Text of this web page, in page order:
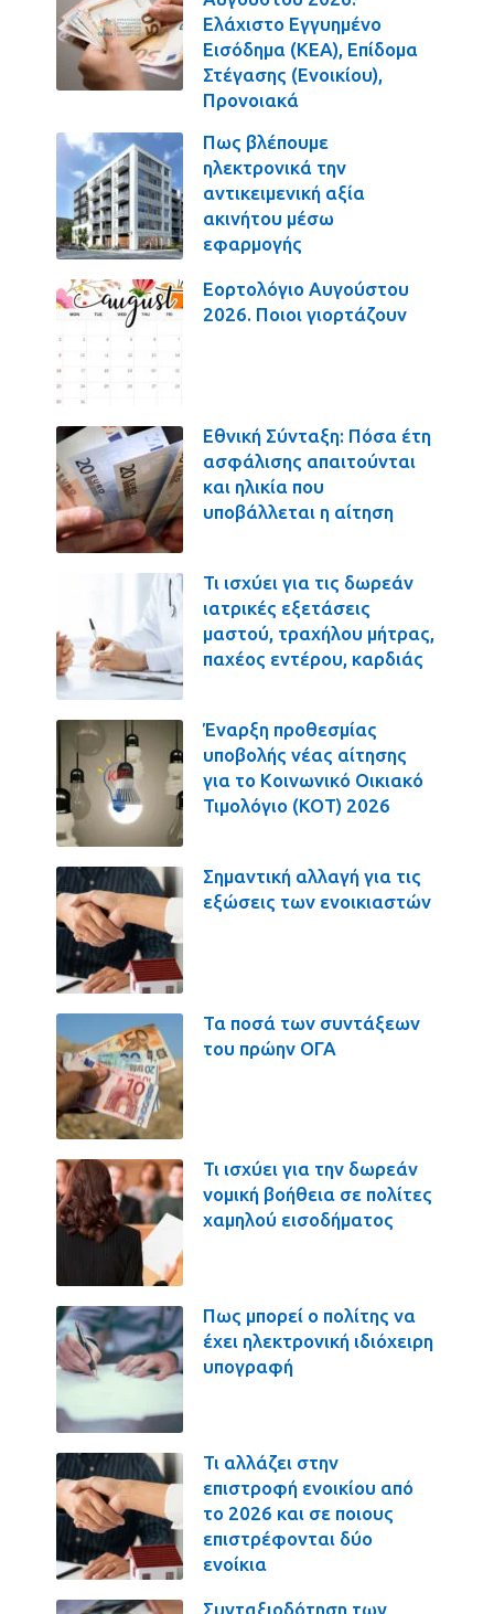
Ελάχιστο Εγγυημένο
Εισόδημα (ΚΕΑ), Επίδομα
Στέγασης (Ενοικίου),
Προνοιακά
Πως βλέπουμε
ηλεκτρονικά την
αντικειμενική αξία
ακινήτου μέσω
εφαρμογής
Εορτολόγιο Αυγούστου
2026. Ποιοι γιορτάζουν
Εθνική Σύνταξη: Πόσα έτη
ασφάλισης απαιτούνται
και ηλικία που
υποβάλλεται η αίτηση
Τι ισχύει για τις δωρεάν
ιατρικές εξετάσεις
μαστού, τραχήλου μήτρας,
παχέος εντέρου, καρδιάς
Έναρξη προθεσμίας
υποβολής νέας αίτησης
για το Κοινωνικό Οικιακό
Τιμολόγιο (ΚΟΤ) 2026
Σημαντική αλλαγή για τις
εξώσεις των ενοικιαστών
Τα ποσά των συντάξεων
του πρώην ΟΓΑ
Τι ισχύει για την δωρεάν
νομική βοήθεια σε πολίτες
χαμηλού εισοδήματος
Πως μπορεί ο πολίτης να
έχει ηλεκτρονική ιδιόχειρη
υπογραφή
Τι αλλάζει στην
επιστροφή ενοικίου από
το 2026 και σε ποιους
επιστρέφονται δύο
ενοίκια
Συνταξιοδότηση των